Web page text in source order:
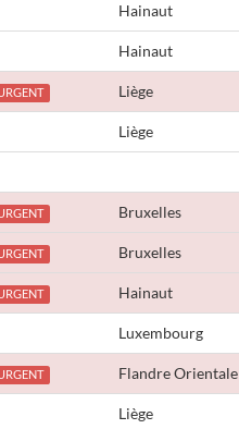
Hainaut
Hainaut
Liège
Liège
Bruxelles
Bruxelles
Hainaut
Luxembourg
Flandre Orientale
Liège